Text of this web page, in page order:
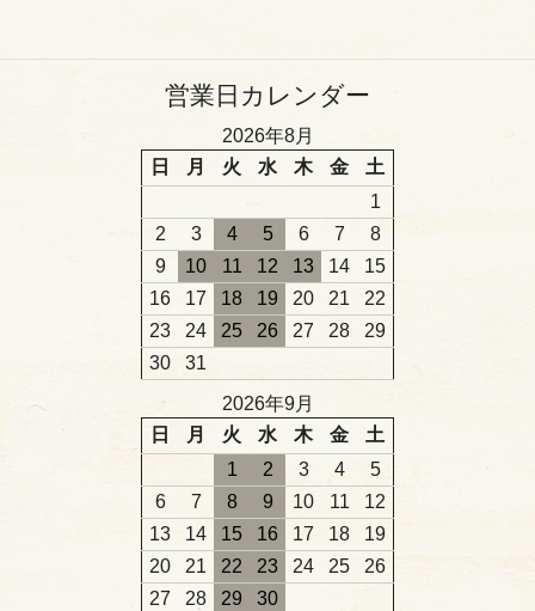
営業日カレンダー
2026年8月
日
月 火 水 木 金
土
1
2
3 4 5 6 7
8
9
10 11 12 13 14
15
16
17 18 19 20 21
22
23
24 25 26 27 28
29
30
31
2026年9月
日
月 火 水 木 金
土
1
2 3 4
5
6
7 8 9 10 11
12
13
14 15 16 17 18
19
20
21 22 23 24 25
26
27
28 29
30